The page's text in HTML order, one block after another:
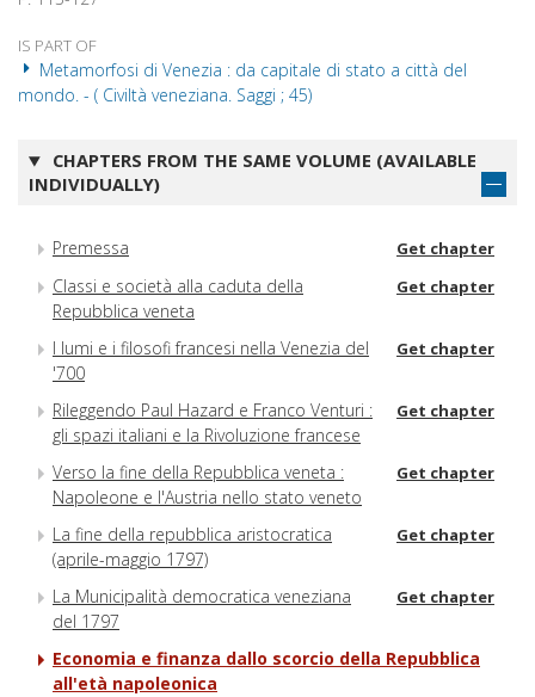
IS PART OF
Metamorfosi di Venezia : da capitale di stato a città del
mondo. - ( Civiltà veneziana. Saggi ; 45)
CHAPTERS FROM THE SAME VOLUME (AVAILABLE
INDIVIDUALLY)
Premessa Get chapter
Classi e società alla caduta della
Repubblica veneta
Get chapter
I lumi e i filosofi francesi nella Venezia del
'700
Get chapter
Rileggendo Paul Hazard e Franco Venturi :
gli spazi italiani e la Rivoluzione francese
Get chapter
Verso la fine della Repubblica veneta :
Napoleone e l'Austria nello stato veneto
Get chapter
La fine della repubblica aristocratica
(aprile-maggio 1797)
Get chapter
La Municipalità democratica veneziana
del 1797
Get chapter
Economia e finanza dallo scorcio della Repubblica
all'età napoleonica